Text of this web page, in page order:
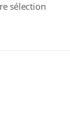
sélection